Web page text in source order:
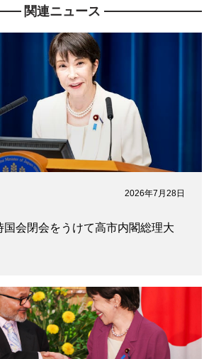
関連ニュース
2026年7月28日
国会閉会をうけて高市内閣総理大